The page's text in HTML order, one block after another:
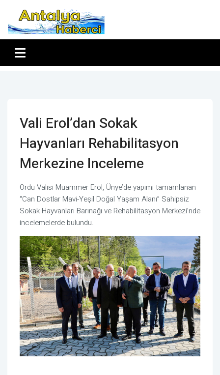
Vali Erol’dan Sokak
Hayvanları Rehabilitasyon
Merkezine Inceleme
Ordu Valisi Muammer Erol, Ünye’de yapımı tamamlanan
“Can Dostlar Mavi-Yeşil Doğal Yaşam Alanı” Sahipsiz
Sokak Hayvanları Barınağı ve Rehabilitasyon Merkezi’nde
incelemelerde bulundu.